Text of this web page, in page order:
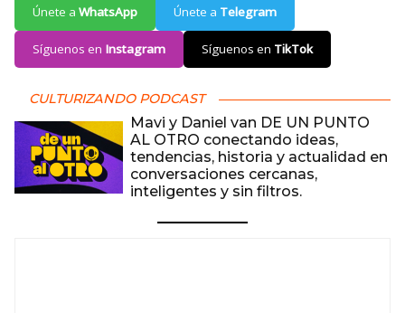
Únete a WhatsApp Únete a Telegram
Síguenos en Instagram Síguenos en TikTok
CULTURIZANDO PODCAST
Mavi y Daniel van DE UN PUNTO
AL OTRO conectando ideas,
tendencias, historia y actualidad en
conversaciones cercanas,
inteligentes y sin filtros.